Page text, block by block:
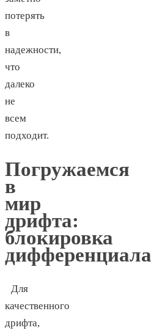
потерять
в
надежности,
что
далеко
не
всем
подходит.
Погружаемся
в
мир
дрифта:
блокировка
дифференциала
Для
качественного
дрифта,